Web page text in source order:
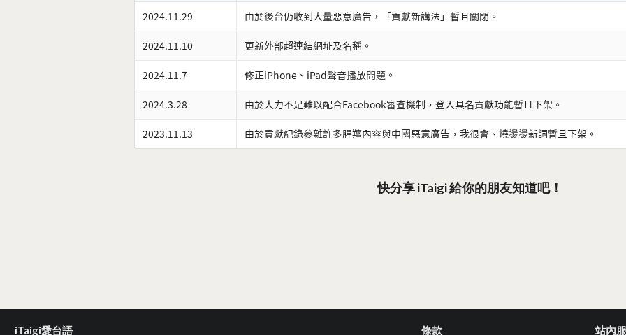
2024.11.29 由於後台仍收到大量惡意廣告，「貢獻新講法」暫且關閉。
2024.11.10 更新外部超連結網址及名稱。
2024.11.7 修正iPhone、iPad聲音播放問題。
2024.3.28 由於人力不足難以配合Facebook審查機制，登入具名貢獻功能暫且下架。
2023.11.13 由於貢獻紀錄參雜許多腥羶內容與中國惡意廣告，我很會、燒燙燙新詞暫且下架。
快分享 iTaigi 給你的朋友知道吧！
iTaigi愛台語 條款 站內